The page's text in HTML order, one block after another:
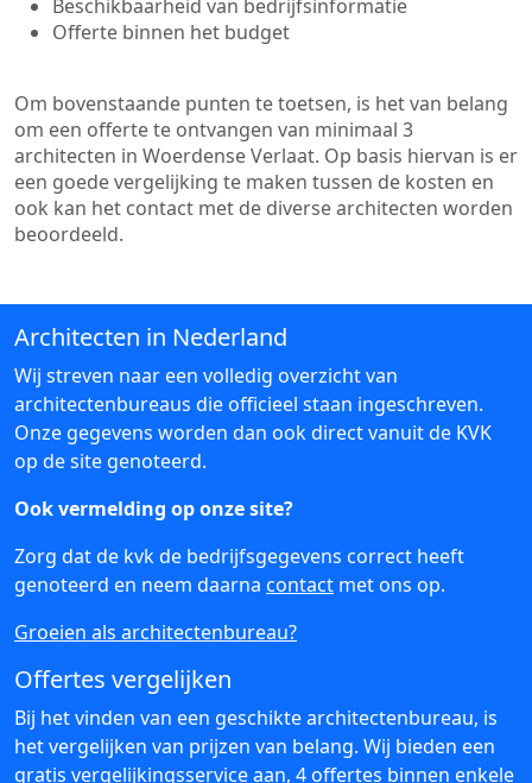
Beschikbaarheid van bedrijfsinformatie
Offerte binnen het budget
Om bovenstaande punten te toetsen, is het van belang
om een offerte te ontvangen van minimaal 3
architecten in Woerdense Verlaat. Op basis hiervan is er
een goede vergelijking te maken tussen de kosten en
ook kan het contact met de diverse architecten worden
beoordeeld.
Architecten in Nederland
Wij streven naar een volledig overzicht van
architectenbureaus die officieel staan ingeschreven.
Onze gegevens worden dan ook direct vanuit de KVK
op de site genoteerd.
Ook vermelding op onze site?
Zorg dat de kvk de bedrijfsgegevens correct heeft
genoteerd en neem daarna contact met ons op.
Groeien als architectenbureau?
Offertes vergelijken
Bij het vinden van een geschikte architectenbureau, is
het vergelijken van prijzen van belang. Wij bieden een
gratis vergelijkingsservice aan, 4 offertes binnen enkele